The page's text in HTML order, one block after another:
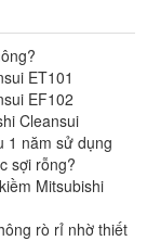
ET101
EF102
Cleansui
1 năm sử dụng
sợi rỗng?
Mitsubishi
rò rỉ nhờ thiết